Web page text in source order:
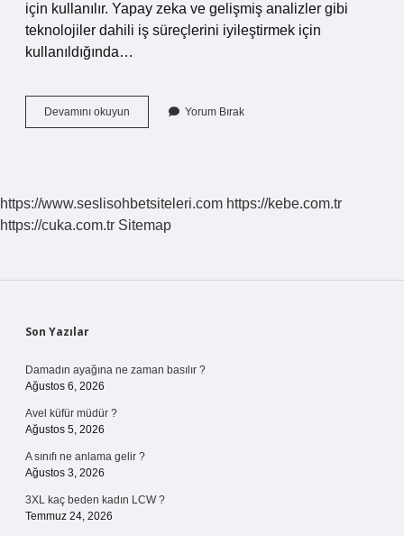
için kullanılır. Yapay zeka ve gelişmiş analizler gibi
teknolojiler dahili iş süreçlerini iyileştirmek için
kullanıldığında…
Devamını okuyun
Dönüşümün
Yorum Bırak
https://www.seslisohbetsiteleri.com https://kebe.com.tr
https://cuka.com.tr Sitemap
Sidebar
Son Yazılar
Damadın ayağına ne zaman basılır ?
Ağustos 6, 2026
Avel küfür müdür ?
Ağustos 5, 2026
A sınıfı ne anlama gelir ?
Ağustos 3, 2026
3XL kaç beden kadın LCW ?
Temmuz 24, 2026